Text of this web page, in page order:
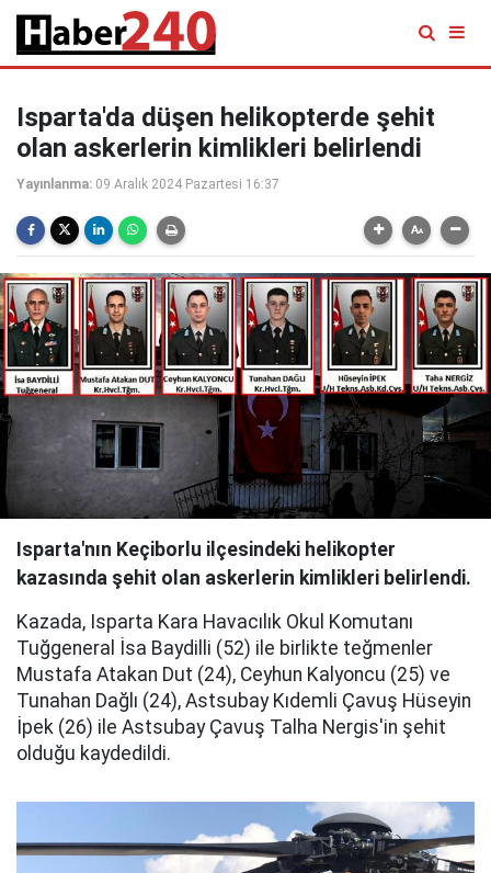
Isparta'da düşen helikopterde şehit
olan askerlerin kimlikleri belirlendi
Yayınlanma: 09 Aralık 2024 Pazartesi 16:37
Isparta'nın Keçiborlu ilçesindeki helikopter
kazasında şehit olan askerlerin kimlikleri belirlendi.
Kazada, Isparta Kara Havacılık Okul Komutanı
Tuğgeneral İsa Baydilli (52) ile birlikte teğmenler
Mustafa Atakan Dut (24), Ceyhun Kalyoncu (25) ve
Tunahan Dağlı (24), Astsubay Kıdemli Çavuş Hüseyin
İpek (26) ile Astsubay Çavuş Talha Nergis'in şehit
olduğu kaydedildi.